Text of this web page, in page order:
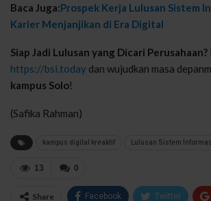
Baca Juga:Prospek Kerja Lulusan Sistem
Karier Menjanjikan di Era Digital
Siap Jadi Lulusan yang Dicari Perusahaan?
https://bsi.today dan wujudkan masa
kampus Solo!
(Safika Rahman)
kampus digital kreaktif Lulusan Sistem
0
13
Share Facebook Twitter